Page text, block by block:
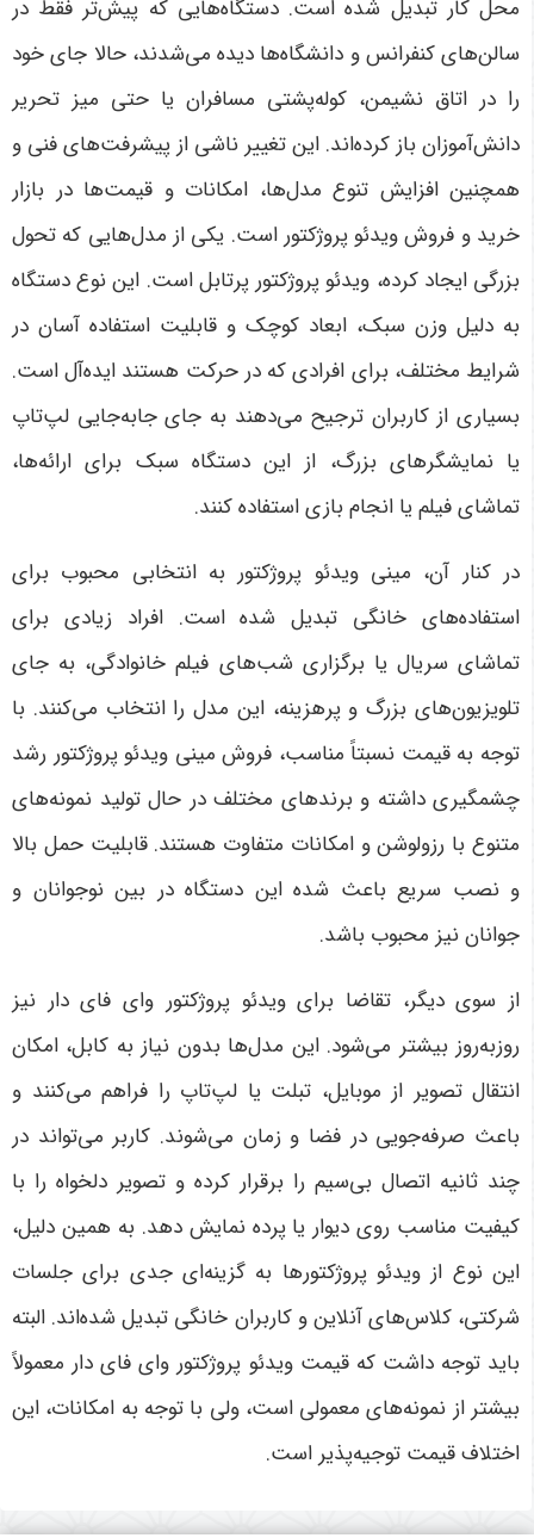
محل کار تبدیل شده است. دستگاه‌هایی که پیش‌تر فقط در
سالن‌های کنفرانس و دانشگاه‌ها دیده می‌شدند، حالا جای خود
را در اتاق نشیمن، کوله‌پشتی مسافران یا حتی میز تحریر
دانش‌آموزان باز کرده‌اند. این تغییر ناشی از پیشرفت‌های فنی و
همچنین افزایش تنوع مدل‌ها، امکانات و قیمت‌ها در بازار
خرید و فروش ویدئو پروژکتور است. یکی از مدل‌هایی که تحول
بزرگی ایجاد کرده، ویدئو پروژکتور پرتابل است. این نوع دستگاه
به دلیل وزن سبک، ابعاد کوچک و قابلیت استفاده آسان در
شرایط مختلف، برای افرادی که در حرکت هستند ایده‌آل است.
بسیاری از کاربران ترجیح می‌دهند به جای جابه‌جایی لپ‌تاپ
یا نمایشگرهای بزرگ، از این دستگاه سبک برای ارائه‌ها،
تماشای فیلم یا انجام بازی استفاده کنند.
در کنار آن، مینی ویدئو پروژکتور به انتخابی محبوب برای
استفاده‌های خانگی تبدیل شده است. افراد زیادی برای
تماشای سریال یا برگزاری شب‌های فیلم خانوادگی، به جای
تلویزیون‌های بزرگ و پرهزینه، این مدل را انتخاب می‌کنند. با
توجه به قیمت نسبتاً مناسب، فروش مینی ویدئو پروژکتور رشد
چشمگیری داشته و برندهای مختلف در حال تولید نمونه‌های
متنوع با رزولوشن و امکانات متفاوت هستند. قابلیت حمل بالا
و نصب سریع باعث شده این دستگاه در بین نوجوانان و
جوانان نیز محبوب باشد.
از سوی دیگر، تقاضا برای ویدئو پروژکتور وای فای دار نیز
روزبه‌روز بیشتر می‌شود. این مدل‌ها بدون نیاز به کابل، امکان
انتقال تصویر از موبایل، تبلت یا لپ‌تاپ را فراهم می‌کنند و
باعث صرفه‌جویی در فضا و زمان می‌شوند. کاربر می‌تواند در
چند ثانیه اتصال بی‌سیم را برقرار کرده و تصویر دلخواه را با
کیفیت مناسب روی دیوار یا پرده نمایش دهد. به همین دلیل،
این نوع از ویدئو پروژکتورها به گزینه‌ای جدی برای جلسات
شرکتی، کلاس‌های آنلاین و کاربران خانگی تبدیل شده‌اند. البته
باید توجه داشت که قیمت ویدئو پروژکتور وای فای دار معمولاً
بیشتر از نمونه‌های معمولی است، ولی با توجه به امکانات، این
اختلاف قیمت توجیه‌پذیر است.